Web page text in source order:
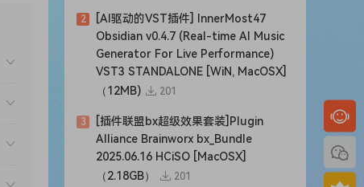
2
[AI驱动的VST插件] InnerMost47
Obsidian v0.4.7 (Real-time AI Music
Generator For Live Performance)
VST3 STANDALONE [WiN, MacOSX]
（12MB)
201
3
[插件联盟bx超级效果套装]Plugin
Alliance Brainworx bx_Bundle
2025.06.16 HCiSO [MacOSX]
（2.18GB）
201